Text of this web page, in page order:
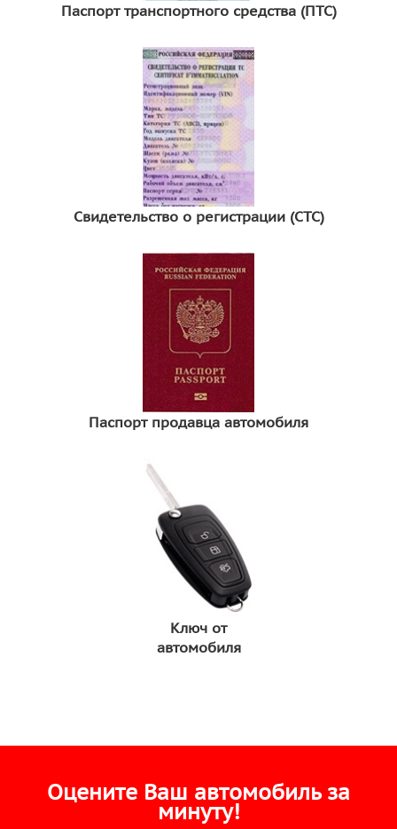
Паспорт транспортного средства (ПТС)
Свидетельство о регистрации (СТС)
Паспорт продавца автомобиля
Ключ от
автомобиля
Оцените Ваш автомобиль за
минуту!